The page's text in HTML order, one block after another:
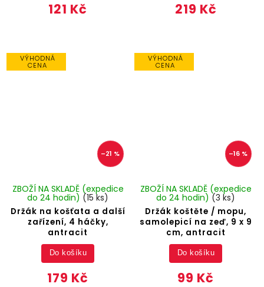
121 Kč 219 Kč
VÝHODNÁ
CENA
–21 %
Držák na košťata a další
zařízení, 4 háčky,
antracit
ZBOŽÍ NA SKLADĚ (expedice
do 24 hodin) (15 ks)
179 Kč
Do košíku
VÝHODNÁ
CENA
–16 %
Držák koštěte / mopu,
samolepicí na zeď, 9 x 9
cm, antracit
ZBOŽÍ NA SKLADĚ (expedice
do 24 hodin) (3 ks)
99 Kč
Do košíku